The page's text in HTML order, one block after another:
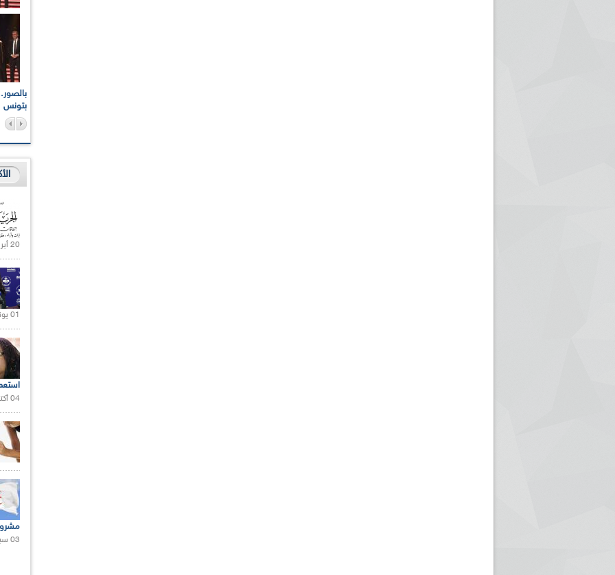
بتونس
20 أبريل 2021 |
01 يونيو 2021 |
04 أكتوبر 2020 |
03 سبتمبر 2020 |